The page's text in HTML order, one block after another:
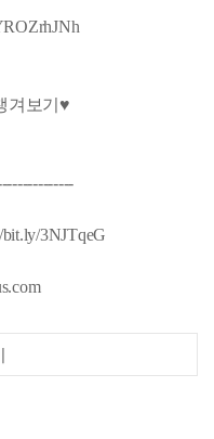
겨보기♥
3NJTqeG